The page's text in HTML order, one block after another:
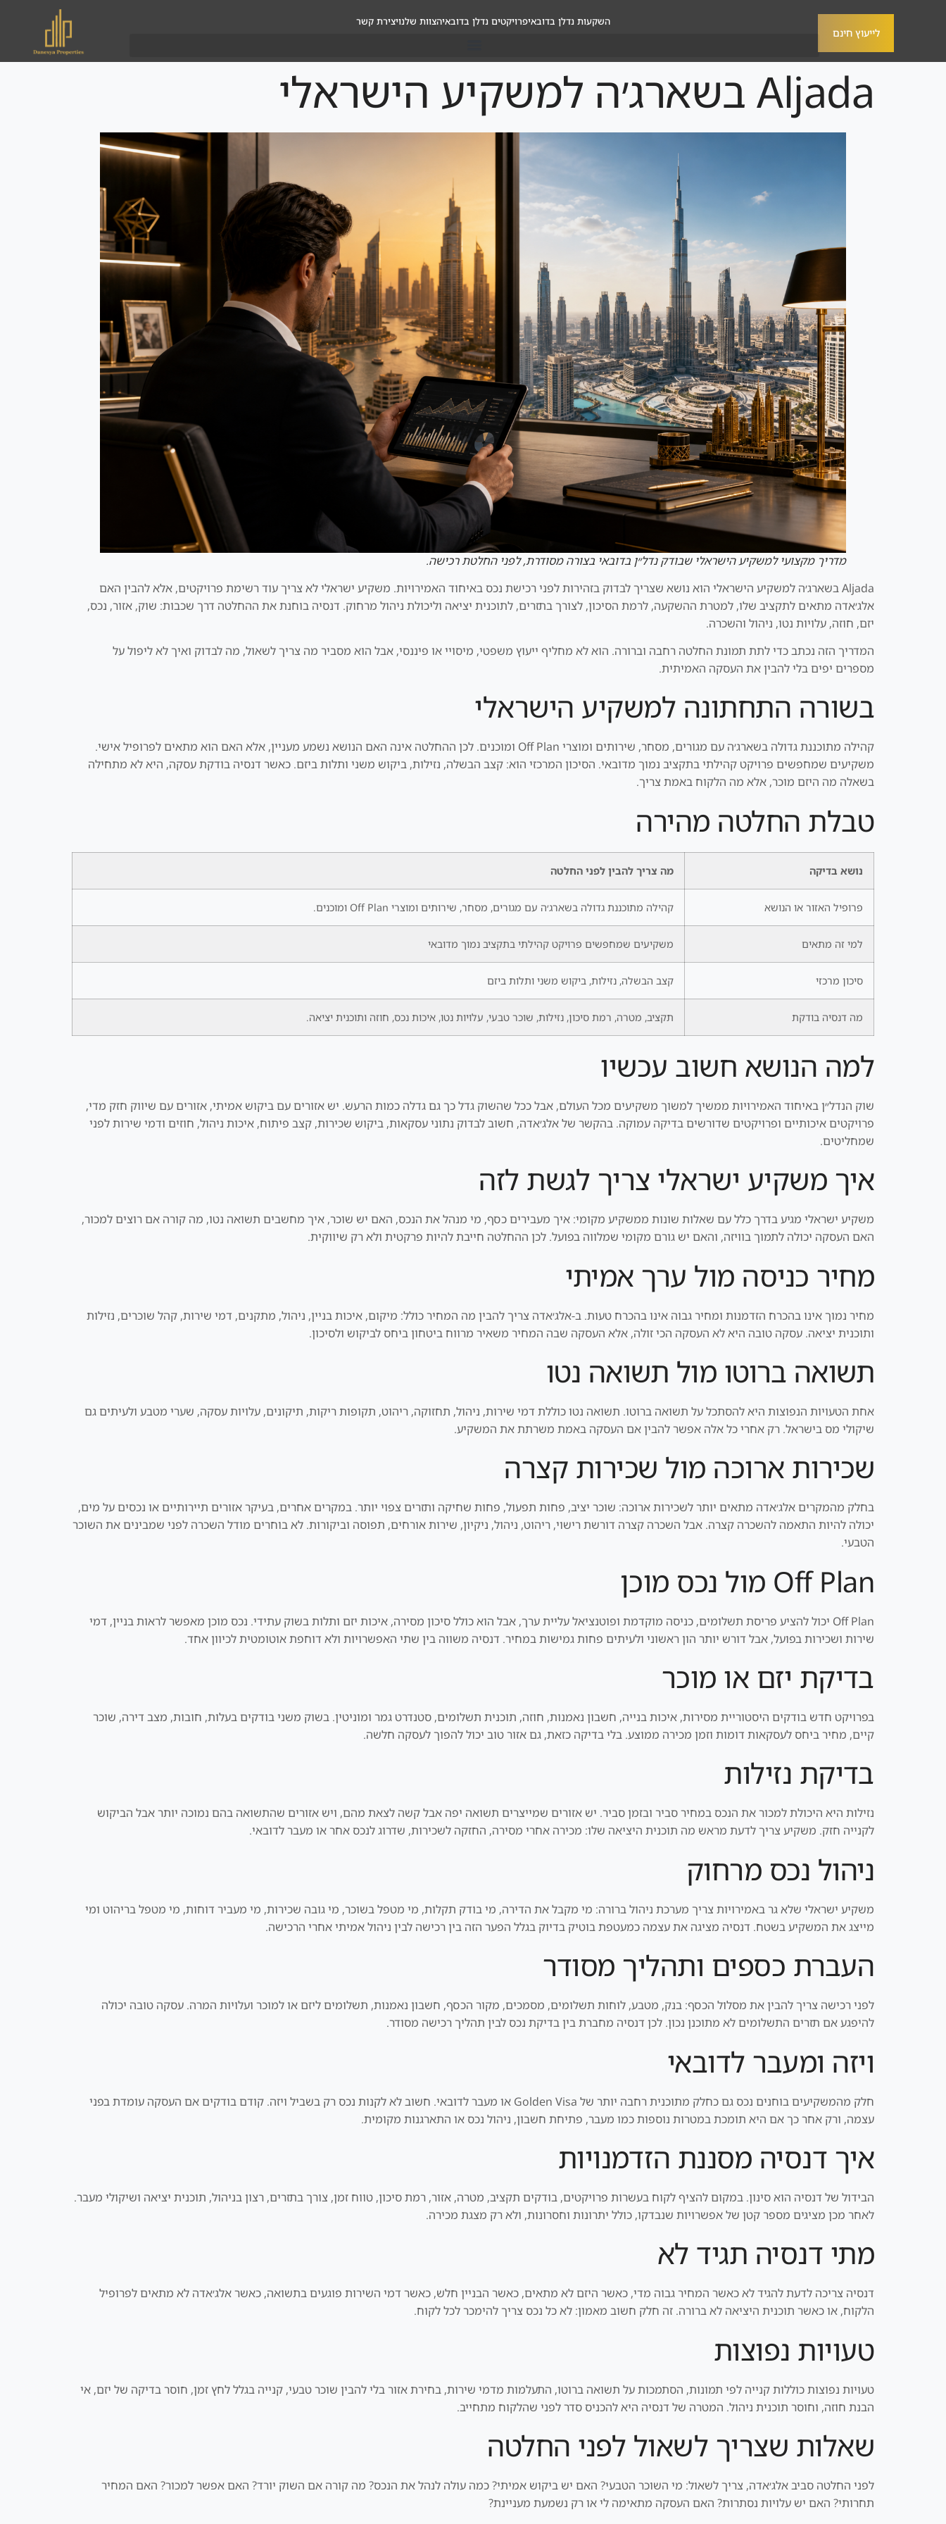
השקעות נדלן בדובאיפרויקטים נדלן בדובאיהצוות שלנויצירת קשר
לייעוץ חינם
Aljada בשארג׳ה למשקיע הישראלי
מדריך מקצועי למשקיע הישראלי שבודק נדל״ן בדובאי בצורה מסודרת, לפני החלטת רכישה.
Aljada בשארג׳ה למשקיע הישראלי הוא נושא שצריך לבדוק בזהירות לפני רכישת נכס באיחוד האמירויות. משקיע ישראלי לא צריך עוד רשימת פרויקטים, אלא להבין האם
אלג׳אדה מתאים לתקציב שלו, למטרת ההשקעה, לרמת הסיכון, לצורך בתזרים, לתוכנית יציאה וליכולת ניהול מרחוק. דנסיה בוחנת את ההחלטה דרך שכבות: שוק, אזור, נכס,
יזם, חוזה, עלויות נטו, ניהול והשכרה.
המדריך הזה נכתב כדי לתת תמונת החלטה רחבה וברורה. הוא לא מחליף ייעוץ משפטי, מיסויי או פיננסי, אבל הוא מסביר מה צריך לשאול, מה לבדוק ואיך לא ליפול על
מספרים יפים בלי להבין את העסקה האמיתית.
בשורה התחתונה למשקיע הישראלי
קהילה מתוכננת גדולה בשארג׳ה עם מגורים, מסחר, שירותים ומוצרי Off Plan ומוכנים. לכן ההחלטה אינה האם הנושא נשמע מעניין, אלא האם הוא מתאים לפרופיל אישי.
משקיעים שמחפשים פרויקט קהילתי בתקציב נמוך מדובאי. הסיכון המרכזי הוא: קצב הבשלה, נזילות, ביקוש משני ותלות ביזם. כאשר דנסיה בודקת עסקה, היא לא מתחילה
בשאלה מה היזם מוכר, אלא מה הלקוח באמת צריך.
טבלת החלטה מהירה
נושא בדיקה מה צריך להבין לפני החלטה
פרופיל האזור או הנושא קהילה מתוכננת גדולה בשארג׳ה עם מגורים, מסחר, שירותים ומוצרי Off Plan ומוכנים.
למי זה מתאים משקיעים שמחפשים פרויקט קהילתי בתקציב נמוך מדובאי
סיכון מרכזי קצב הבשלה, נזילות, ביקוש משני ותלות ביזם
מה דנסיה בודקת תקציב, מטרה, רמת סיכון, נזילות, שוכר טבעי, עלויות נטו, איכות נכס, חוזה ותוכנית יציאה.
למה הנושא חשוב עכשיו
שוק הנדל״ן באיחוד האמירויות ממשיך למשוך משקיעים מכל העולם, אבל ככל שהשוק גדל כך גם גדלה כמות הרעש. יש אזורים עם ביקוש אמיתי, אזורים עם שיווק חזק מדי,
פרויקטים איכותיים ופרויקטים שדורשים בדיקה עמוקה. בהקשר של אלג׳אדה, חשוב לבדוק נתוני עסקאות, ביקוש שכירות, קצב פיתוח, איכות ניהול, חוזים ודמי שירות לפני
שמחליטים.
איך משקיע ישראלי צריך לגשת לזה
משקיע ישראלי מגיע בדרך כלל עם שאלות שונות ממשקיע מקומי: איך מעבירים כסף, מי מנהל את הנכס, האם יש שוכר, איך מחשבים תשואה נטו, מה קורה אם רוצים למכור,
האם העסקה יכולה לתמוך בוויזה, והאם יש גורם מקומי שמלווה בפועל. לכן ההחלטה חייבת להיות פרקטית ולא רק שיווקית.
מחיר כניסה מול ערך אמיתי
מחיר נמוך אינו בהכרח הזדמנות ומחיר גבוה אינו בהכרח טעות. ב-אלג׳אדה צריך להבין מה המחיר כולל: מיקום, איכות בניין, ניהול, מתקנים, דמי שירות, קהל שוכרים, נזילות
ותוכנית יציאה. עסקה טובה היא לא העסקה הכי זולה, אלא העסקה שבה המחיר משאיר מרווח ביטחון ביחס לביקוש ולסיכון.
תשואה ברוטו מול תשואה נטו
אחת הטעויות הנפוצות היא להסתכל על תשואה ברוטו. תשואה נטו כוללת דמי שירות, ניהול, תחזוקה, ריהוט, תקופות ריקות, תיקונים, עלויות עסקה, שערי מטבע ולעיתים גם
שיקולי מס בישראל. רק אחרי כל אלה אפשר להבין אם העסקה באמת משרתת את המשקיע.
שכירות ארוכה מול שכירות קצרה
בחלק מהמקרים אלג׳אדה מתאים יותר לשכירות ארוכה: שוכר יציב, פחות תפעול, פחות שחיקה ותזרים צפוי יותר. במקרים אחרים, בעיקר אזורים תיירותיים או נכסים על מים,
יכולה להיות התאמה להשכרה קצרה. אבל השכרה קצרה דורשת רישוי, ריהוט, ניהול, ניקיון, שירות אורחים, תפוסה וביקורות. לא בוחרים מודל השכרה לפני שמבינים את השוכר
הטבעי.
Off Plan מול נכס מוכן
Off Plan יכול להציע פריסת תשלומים, כניסה מוקדמת ופוטנציאל עליית ערך, אבל הוא כולל סיכון מסירה, איכות יזם ותלות בשוק עתידי. נכס מוכן מאפשר לראות בניין, דמי
שירות ושכירות בפועל, אבל דורש יותר הון ראשוני ולעיתים פחות גמישות במחיר. דנסיה משווה בין שתי האפשרויות ולא דוחפת אוטומטית לכיוון אחד.
בדיקת יזם או מוכר
בפרויקט חדש בודקים היסטוריית מסירות, איכות בנייה, חשבון נאמנות, חוזה, תוכנית תשלומים, סטנדרט גמר ומוניטין. בשוק משני בודקים בעלות, חובות, מצב דירה, שוכר
קיים, מחיר ביחס לעסקאות דומות וזמן מכירה ממוצע. בלי בדיקה כזאת, גם אזור טוב יכול להפוך לעסקה חלשה.
בדיקת נזילות
נזילות היא היכולת למכור את הנכס במחיר סביר ובזמן סביר. יש אזורים שמייצרים תשואה יפה אבל קשה לצאת מהם, ויש אזורים שהתשואה בהם נמוכה יותר אבל הביקוש
לקנייה חזק. משקיע צריך לדעת מראש מה תוכנית היציאה שלו: מכירה אחרי מסירה, החזקה לשכירות, שדרוג לנכס אחר או מעבר לדובאי.
ניהול נכס מרחוק
משקיע ישראלי שלא גר באמירויות צריך מערכת ניהול ברורה: מי מקבל את הדירה, מי בודק תקלות, מי מטפל בשוכר, מי גובה שכירות, מי מעביר דוחות, מי מטפל בריהוט ומי
מייצג את המשקיע בשטח. דנסיה מציגה את עצמה כמעטפת בוטיק בדיוק בגלל הפער הזה בין רכישה לבין ניהול אמיתי אחרי הרכישה.
העברת כספים ותהליך מסודר
לפני רכישה צריך להבין את מסלול הכסף: בנק, מטבע, לוחות תשלומים, מסמכים, מקור הכסף, חשבון נאמנות, תשלומים ליזם או למוכר ועלויות המרה. עסקה טובה יכולה
להיפגע אם תזרים התשלומים לא מתוכנן נכון. לכן דנסיה מחברת בין בדיקת נכס לבין תהליך רכישה מסודר.
ויזה ומעבר לדובאי
חלק מהמשקיעים בוחנים נכס גם כחלק מתוכנית רחבה יותר של Golden Visa או מעבר לדובאי. חשוב לא לקנות נכס רק בשביל ויזה. קודם בודקים אם העסקה עומדת בפני
עצמה, ורק אחר כך אם היא תומכת במטרות נוספות כמו מעבר, פתיחת חשבון, ניהול נכס או התארגנות מקומית.
איך דנסיה מסננת הזדמנויות
הבידול של דנסיה הוא סינון. במקום להציף לקוח בעשרות פרויקטים, בודקים תקציב, מטרה, אזור, רמת סיכון, טווח זמן, צורך בתזרים, רצון בניהול, תוכנית יציאה ושיקולי מעבר.
לאחר מכן מציגים מספר קטן של אפשרויות שנבדקו, כולל יתרונות וחסרונות, ולא רק מצגת מכירה.
מתי דנסיה תגיד לא
דנסיה צריכה לדעת להגיד לא כאשר המחיר גבוה מדי, כאשר היזם לא מתאים, כאשר הבניין חלש, כאשר דמי השירות פוגעים בתשואה, כאשר אלג׳אדה לא מתאים לפרופיל
הלקוח, או כאשר תוכנית היציאה לא ברורה. זה חלק חשוב מאמון: לא כל נכס צריך להימכר לכל לקוח.
טעויות נפוצות
טעויות נפוצות כוללות קנייה לפי תמונות, הסתמכות על תשואה ברוטו, התעלמות מדמי שירות, בחירת אזור בלי להבין שוכר טבעי, קנייה בגלל לחץ זמן, חוסר בדיקה של יזם, אי
הבנת חוזה, וחוסר תוכנית ניהול. המטרה של דנסיה היא להכניס סדר לפני שהלקוח מתחייב.
שאלות שצריך לשאול לפני החלטה
לפני החלטה סביב אלג׳אדה, צריך לשאול: מי השוכר הטבעי? האם יש ביקוש אמיתי? כמה עולה לנהל את הנכס? מה קורה אם השוק יורד? האם אפשר למכור? האם המחיר
תחרותי? האם יש עלויות נסתרות? האם העסקה מתאימה לי או רק נשמעת מעניינת?